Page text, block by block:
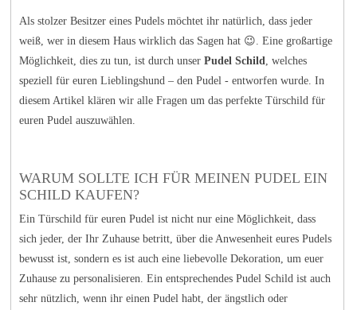
Als stolzer Besitzer eines Pudels möchtet ihr natürlich, dass jeder
weiß, wer in diesem Haus wirklich das Sagen hat 😉. Eine großartige
Möglichkeit, dies zu tun, ist durch unser Pudel Schild
, welches
speziell für euren Lieblingshund – den Pudel - entworfen wurde. In
diesem Artikel klären wir alle Fragen um das perfekte Türschild für
euren Pudel auszuwählen.
WARUM SOLLTE ICH FÜR MEINEN PUDEL EIN
SCHILD KAUFEN?
Ein Türschild für euren Pudel ist nicht nur eine Möglichkeit, dass
sich jeder, der Ihr Zuhause betritt, über die Anwesenheit eures Pudels
bewusst ist, sondern es ist auch eine liebevolle Dekoration, um euer
Zuhause zu personalisieren. Ein entsprechendes Pudel Schild ist auch
sehr nützlich, wenn ihr einen Pudel habt, der ängstlich oder